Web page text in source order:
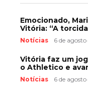
Emocionado,
Vitória: “A
Notícias 6 de
Vitória faz um
o Athletico e
Notícias 6 de